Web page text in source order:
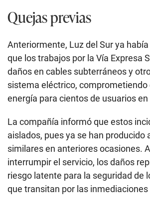
Quejas previas
Anteriormente, Luz del Sur ya
que los trabajos por la Vía Expresa
daños en cables subterráneos y
sistema eléctrico, comprometiendo
energía para cientos de usuarios en
La compañía informó que estos
aislados, pues ya se han producido
similares en anteriores ocasiones.
interrumpir el servicio, los daños
riesgo latente para la seguridad de
que transitan por las inmediaciones